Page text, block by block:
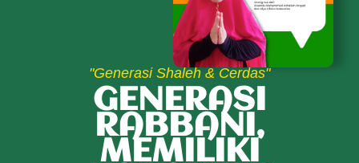
"Generasi Shaleh & Cerdas"
GENERASI
RABBANI,
MEMILIKI